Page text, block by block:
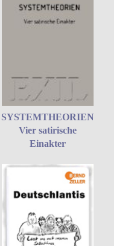
SYSTEMTHEORIEN
Vier satirische
Einakter